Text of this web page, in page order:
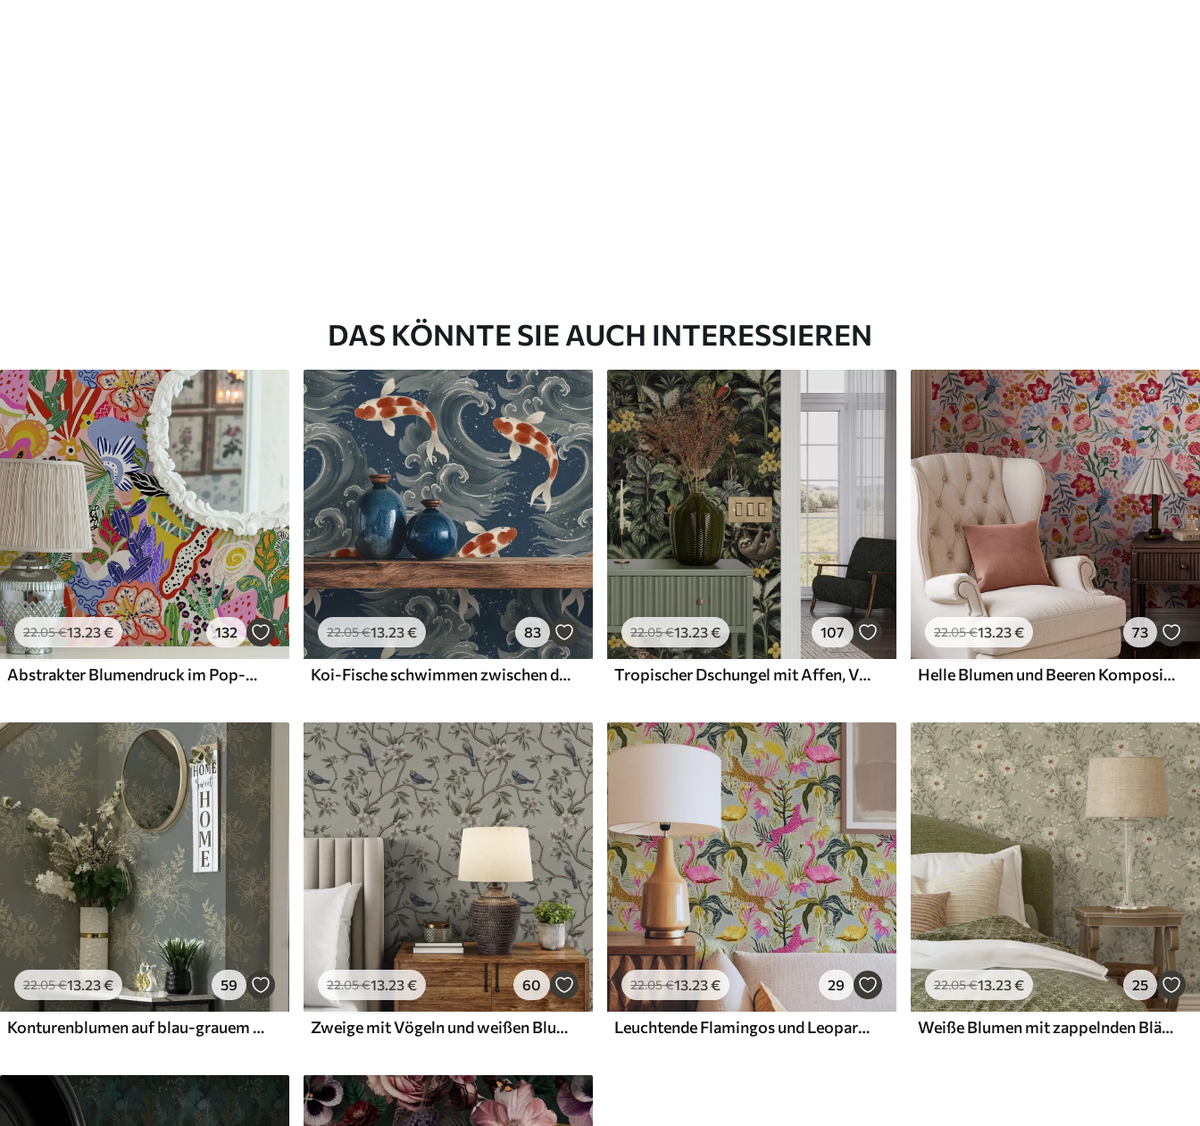
DAS KÖNNTE SIE AUCH INTERESSIEREN
22.05€13.23€ 132
Abstrakter Blumendruck im Pop-Art-Stil
22.05€13.23€ 83
Koi-Fische schwimmen zwischen dramatischen Meereswellen
22.05€13.23€ 107
Tropischer Dschungel mit Affen, Vögeln und dichtem Blattwerk
22.05€13.23€ 73
Helle Blumen und Beeren Komposition mit Papageien
22.05€13.23€ 59
Konturenblumen auf blau-grauem Hintergrund, elegantes botanisches Muster
22.05€13.23€ 60
Zweige mit Vögeln und weißen Blumen auf einem zarten Hintergrund
22.05€13.23€ 29
Leuchtende Flamingos und Leoparden zwischen tropischen Pflanzen
22.05€13.23€ 25
Weiße Blumen mit zappelnden Blättern auf hellem Hintergrund